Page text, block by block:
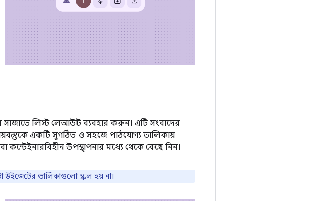
লিস্ট লেআউট ব্যবহার করুন। এটি সংবাদের
একটি সুগঠিত ও সহজে পাঠযোগ্য তালিকায়
উপস্থাপনার মধ্যে থেকে বেছে নিন।
উইজেটের তালিকাগুলো স্ক্রল হয় না।